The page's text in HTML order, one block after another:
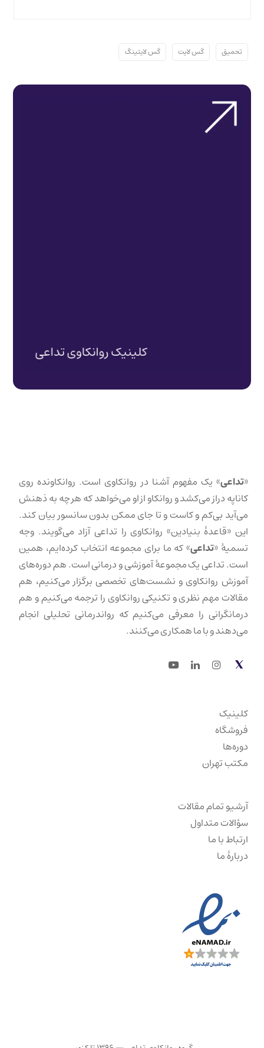
تحمیق گس لایت گس لایتینگ
«تداعی» یک مفهوم آشنا در روانکاوی است. روانکاونده روی
کاناپه دراز می‌کشد و روانکاو از او می‌خواهد که هر چه به ذهنش
می‌آید بی‌کم و کاست و تا جای ممکن بدون سانسور بیان کند.
این «قاعدهٔ بنیادین» روانکاوی را تداعی آزاد می‌گویند. وجه
تسمیهٔ «تداعی» که ما برای مجموعه انتخاب کرده‌ایم، همین
است. تداعی یک مجموعهٔ آموزشی و درمانی است. هم دوره‌های
آموزش روانکاوی و نشست‌های تخصصی برگزار می‌کنیم، هم
مقالات مهم نظری و تکنیکی روانکاوی را ترجمه می‌کنیم و هم
درمانگرانی را معرفی می‌کنیم که رواندرمانی تحلیلی انجام
می‌دهند و با ما همکاری می‌کنند.
Twitter
Instagram
LinkedIn
Youtube
کلینیک
فروشگاه
دوره‌ها
مکتب تهران
آرشیو تمام مقالات
سؤالات متداول
ارتباط با ما
دربارهٔ ما